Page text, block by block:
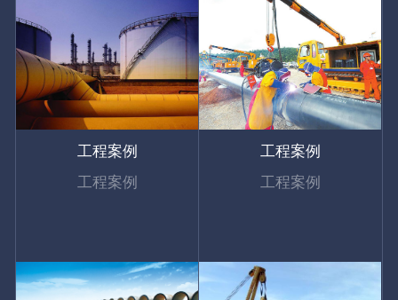
工程案例
工程案例
工程案例
工程案例